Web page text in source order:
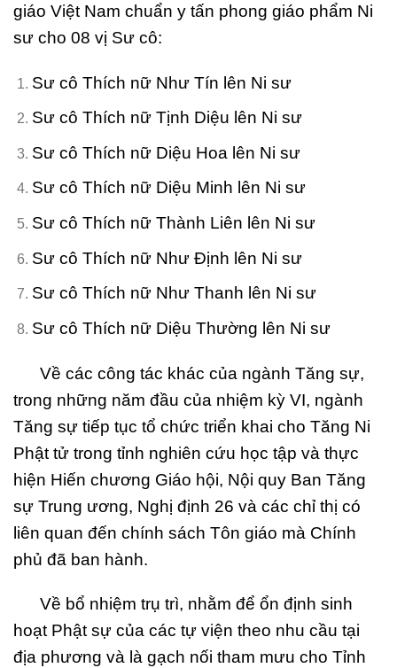
giáo Việt Nam chuẩn y tấn phong giáo phẩm Ni
sư cho 08 vị Sư cô:
Sư cô Thích nữ Như Tín lên Ni sư
Sư cô Thích nữ Tịnh Diệu lên Ni sư
Sư cô Thích nữ Diệu Hoa lên Ni sư
Sư cô Thích nữ Diệu Minh lên Ni sư
Sư cô Thích nữ Thành Liên lên Ni sư
Sư cô Thích nữ Như Định lên Ni sư
Sư cô Thích nữ Như Thanh lên Ni sư
Sư cô Thích nữ Diệu Thường lên Ni sư
Về các công tác khác của ngành Tăng sự,
trong những năm đầu của nhiệm kỳ VI, ngành
Tăng sự tiếp tục tổ chức triển khai cho Tăng Ni
Phật tử trong tỉnh nghiên cứu học tập và thực
hiện Hiến chương Giáo hội, Nội quy Ban Tăng
sự Trung ương, Nghị định 26 và các chỉ thị có
liên quan đến chính sách Tôn giáo mà Chính
phủ đã ban hành.
Về bổ nhiệm trụ trì, nhằm để ổn định sinh
hoạt Phật sự của các tự viện theo nhu cầu tại
địa phương và là gạch nối tham mưu cho Tỉnh